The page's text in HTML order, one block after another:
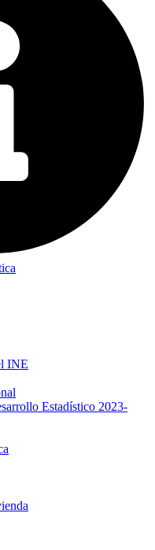
INE
Estadístico 2023-